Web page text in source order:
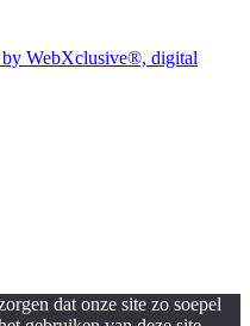
by WebXclusive®, digital
dat onze site zo soepel